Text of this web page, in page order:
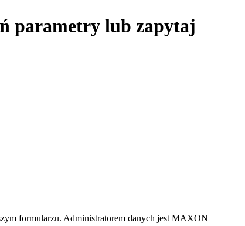
parametry lub zapytaj
formularzu. Administratorem danych jest MAXON